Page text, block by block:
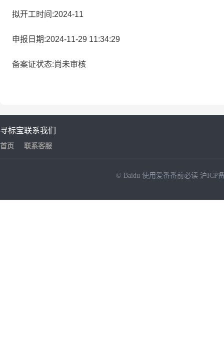
拟开工时间:2024-11
申报日期:2024-11-29 11:34:29
备案证状态:尚未审核
寻标宝
首页
联系我们
联系客服
© Baidu 使用爱番番前必读 沪ICP